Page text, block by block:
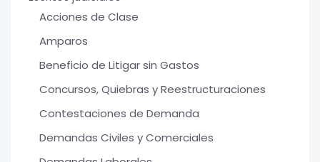
Acciones de Clase
Amparos
Beneficio de Litigar sin Gastos
Concursos, Quiebras y Reestructuraciones
Contestaciones de Demanda
Demandas Civiles y Comerciales